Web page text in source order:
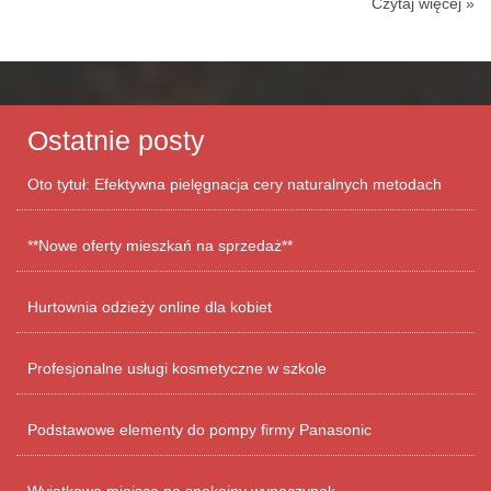
Ostatnie posty
Oto tytuł: Efektywna pielęgnacja cery naturalnych metodach
**Nowe oferty mieszkań na sprzedaż**
Hurtownia odzieży online dla kobiet
Profesjonalne usługi kosmetyczne w szkole
Podstawowe elementy do pompy firmy Panasonic